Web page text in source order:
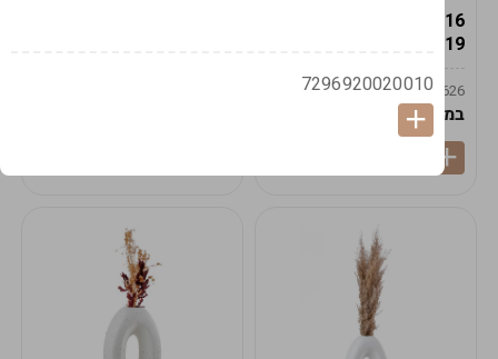
19ס"מ -קרם
9009492379626
במארז6
7296920020010